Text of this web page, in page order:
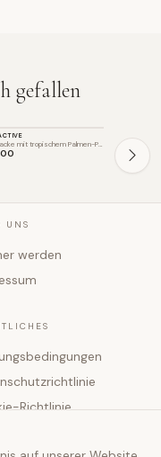
gefallen
Trainingsjacke mit tropischem Palmen-Pr… SALE
EUR 55
UNS
werden
Richtlinie